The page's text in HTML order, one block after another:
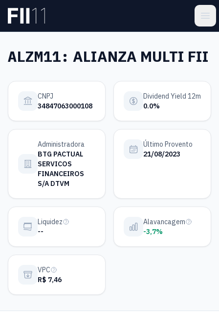
Pular para o conteúdo principal
ALZM11: ALIANZA MULTI FII
CNPJ
34847063000108
Dividend Yield 12m
0.0%
Administradora
BTG PACTUAL
SERVICOS
FINANCEIROS
S/A DTVM
Último Provento
21/08/2023
Liquidez
--
Alavancagem
-3,7%
VPC
R$ 7,46